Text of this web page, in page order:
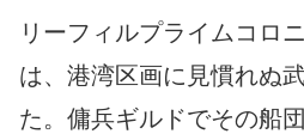
リーフィルプライムコロ
は、港湾区画に見慣れぬ
た。傭兵ギルドでその船